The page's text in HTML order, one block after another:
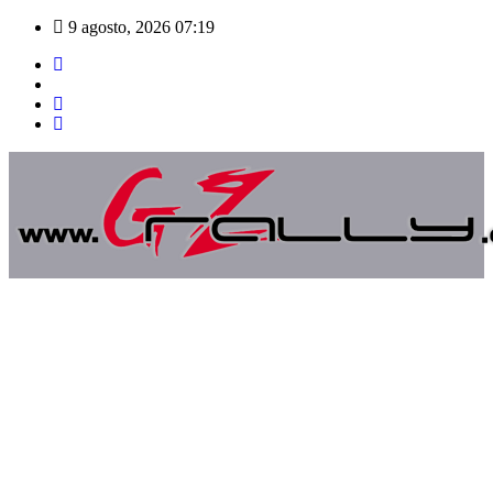
Saltar
contenido
9 agosto, 2026 07:19